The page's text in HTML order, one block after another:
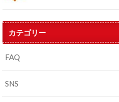
カテゴリー
FAQ
SNS